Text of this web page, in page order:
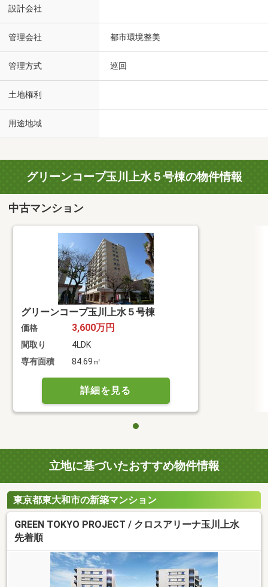
設計会社
管理会社 都市環境整美
管理方式 巡回
土地権利
用途地域
グリーンコープ玉川上水５号棟の物件情報
中古マンション
グリーンコープ玉川上水５号棟
価格 3,600万円
間取り
4LDK
専有面積
84.69㎡
詳細を見る
立地に基づいたおすすめ物件情報
東京都東大和市の新築マンション
GREEN TOKYO PROJECT / クロスアリーナ玉川上水
先着順